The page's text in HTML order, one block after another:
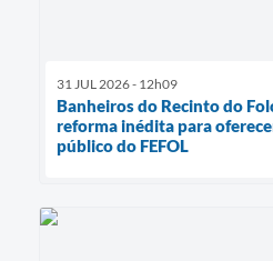
31 JUL 2026 - 12h09
Banheiros do Recinto do
reforma inédita para
público do FEFOL